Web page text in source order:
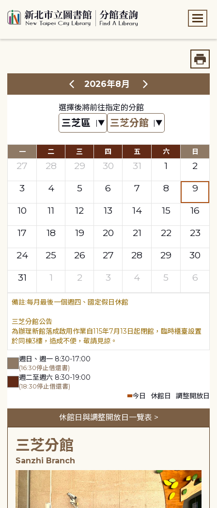
2026年8月
選擇後將前往指定的分館
一 二 三 四 五 六 日
27 28 29 30 31 1
2
3
4 5 6 7 8
9
10
11 12 13 14 15
16
17
18 19 20 21 22
23
24
25 26 27 28 29
30
31
1 2 3 4 5 6
每月最後一個週四、國定假日休館
三芝分館公告
為辦理新館落成啟用作業自115年7月13日起閉館，臨時櫃臺設置
於同棟3樓，造成不便，敬請見諒。
週日、週一 8:30-17:00
(16:30停止借還書)
週二至週六 8:30-19:00
(18:30停止借還書)
今日 休館日 調整開放日
休館日與調整開放日一覽表 >
三芝分館
Sanzhi Branch